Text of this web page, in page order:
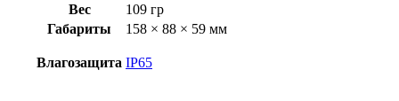
Вес
109 гр
Габариты
158 × 88 × 59 мм
Влагозащита IP65